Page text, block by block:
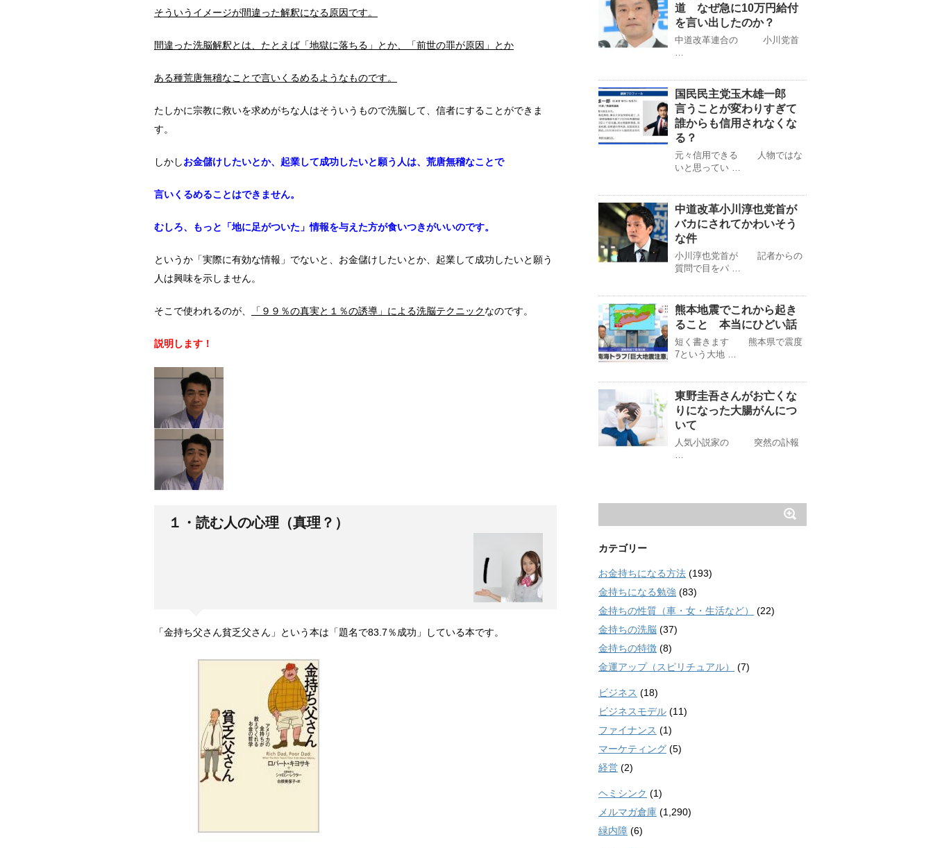
そういうイメージが間違った解釈になる原因です。
間違った洗脳解釈とは、たとえば「地獄に落ちる」とか、「前世の罪が原因」とか
ある種荒唐無稽なことで言いくるめるようなものです。
たしかに宗教に救いを求めがちな人はそういうもので洗脳して、信者にすることができま
す。
しかしお金儲けしたいとか、起業して成功したいと願う人は、荒唐無稽なことで
言いくるめることはできません。
むしろ、もっと「地に足がついた」情報を与えた方が食いつきがいいのです。
というか「実際に有効な情報」でないと、お金儲けしたいとか、起業して成功したいと願う
人は興味を示しません。
そこで使われるのが、 「９９％の真実と１％の誘導」による洗脳テクニックなのです。
説明します！
１・読む人の心理（真理？）
「金持ち父さん貧乏父さん」という本は「題名で83.7％成功」している本です。
道 なぜ急に10万円給付
を言い出したのか？
中道改革連合の 小川党首
…
国民民主党玉木雄一郎
言うことが変わりすぎて
誰からも信用されなくな
る？
元々信用できる 人物ではな
いと思ってい …
中道改革小川淳也党首が
バカにされてかわいそう
な件
小川淳也党首が 記者からの
質問で目をパ …
熊本地震でこれから起き
ること 本当にひどい話
短く書きます 熊本県で震度
7という大地 …
東野圭吾さんがお亡くな
りになった大腸がんにつ
いて
人気小説家の 突然の訃報
…
カテゴリー
お金持ちになる方法 (193)
金持ちになる勉強 (83)
金持ちの性質（車・女・生活など）
(22)
金持ちの洗脳 (37)
金持ちの特徴 (8)
金運アップ（スピリチュアル）
(7)
ビジネス (18)
ビジネスモデル (11)
ファイナンス (1)
マーケティング (5)
経営 (2)
ヘミシンク (1)
メルマガ倉庫 (1,290)
緑内障 (6)